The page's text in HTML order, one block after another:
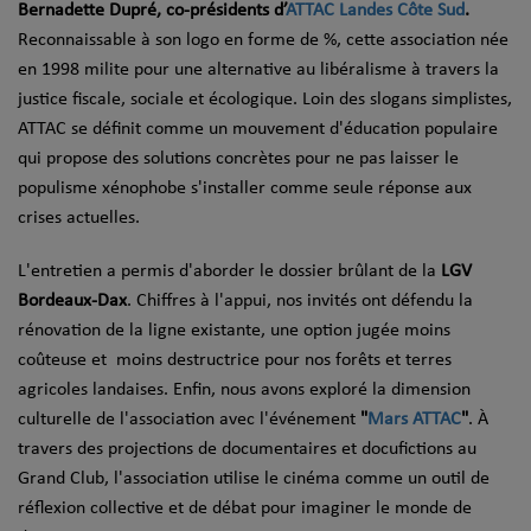
Bernadette Dupré, co-présidents d’ATTAC Landes Côte Sud.
Reconnaissable à son logo en forme de %, cette association née
en 1998 milite pour une alternative au libéralisme à travers la
justice fiscale, sociale et écologique. Loin des slogans simplistes,
ATTAC se définit comme un mouvement d'éducation populaire
qui propose des solutions concrètes pour ne pas laisser le
populisme xénophobe s'installer comme seule réponse aux
crises actuelles.
L'entretien a permis d'aborder le dossier brûlant de la LGV
Bordeaux-Dax. Chiffres à l'appui, nos invités ont défendu la
rénovation de la ligne existante, une option jugée moins
coûteuse et moins destructrice pour nos forêts et terres
agricoles landaises. Enfin, nous avons exploré la dimension
culturelle de l'association avec l'événement "Mars ATTAC". À
travers des projections de documentaires et docufictions au
Grand Club, l'association utilise le cinéma comme un outil de
réflexion collective et de débat pour imaginer le monde de